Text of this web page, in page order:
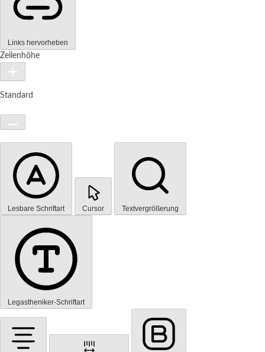
Links hervorheben
Zeilenhöhe
Standard
Lesbare Schriftart Cursor Textvergrößerung
Legastheniker-Schriftart